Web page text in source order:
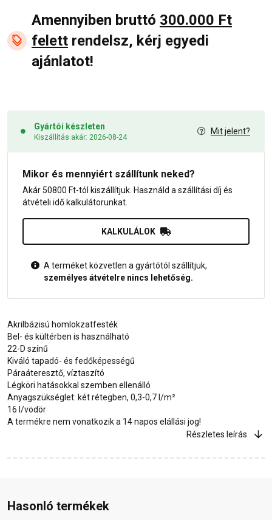
Amennyiben bruttó 300.000 Ft
felett rendelsz, kérj egyedi
ajánlatot!
Gyártói készleten
Kiszállítás akár: 2026-08-24
Mit jelent?
Mikor és mennyiért szállítunk neked?
Akár 50800 Ft-tól kiszállítjuk. Használd a szállítási díj és
átvételi idő kalkulátorunkat.
KALKULÁLOK
A terméket közvetlen a gyártótól szállítjuk,
személyes átvételre nincs lehetőség.
Akrilbázisú homlokzatfesték
Bel- és kültérben is használható
22-D színű
Kiváló tapadó- és fedőképességű
Páraáteresztő, víztaszító
Légköri hatásokkal szemben ellenálló
Anyagszükséglet: két rétegben, 0,3-0,7 l/m²
16 l/vödör
A termékre nem vonatkozik a 14 napos elállási jog!
Részletes leírás
Hasonló termékek